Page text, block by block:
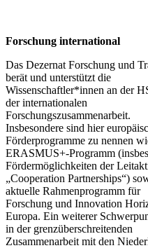
Forschung international
Das Dezernat Forschung und
berät und unterstützt die
Wissenschaftler*innen an der
der internationalen
Forschungszusammenarbeit.
Insbesondere sind hier
Förderprogramme zu nennen
ERASMUS+-Programm
Fördermöglichkeiten der
„Cooperation Partnerships“)
aktuelle Rahmenprogramm für
Forschung und Innovation
Europa. Ein weiterer
in der grenzüberschreitenden
Zusammenarbeit mit den